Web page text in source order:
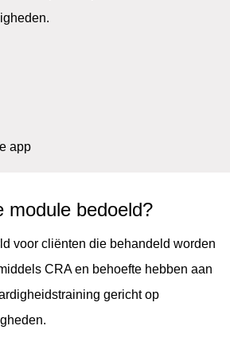
app
module bedoeld?
voor cliënten die behandeld worden
CRA en behoefte hebben aan
gericht op